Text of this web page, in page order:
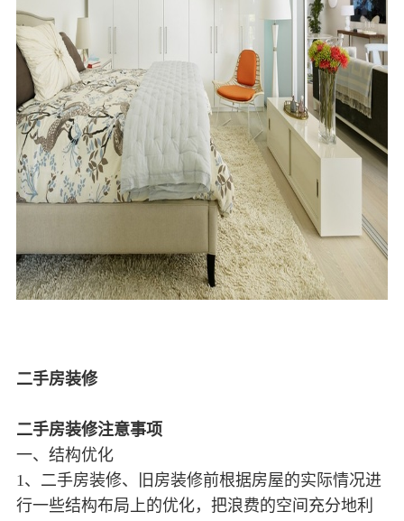
二手房装修
二手房装修注意事项
一、结构优化
1、二手房装修、旧房装修前根据房屋的实际情况进
行一些结构布局上的优化，把浪费的空间充分地利